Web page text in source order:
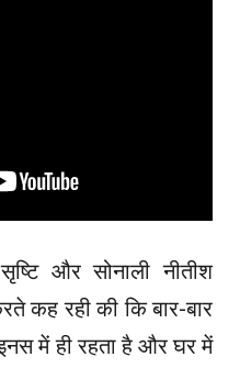
और सोनाली नीतीश
कह रही की कि बार-बार
में ही रहता है और घर में